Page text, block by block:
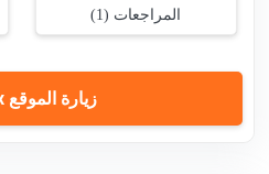
المراجعات (1)
زيارة الموقع Geonix